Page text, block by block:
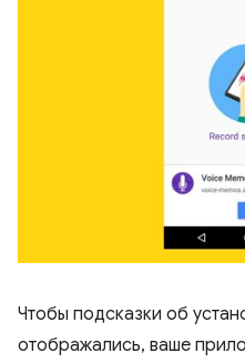
Чтобы подсказки об
отображались, ваше